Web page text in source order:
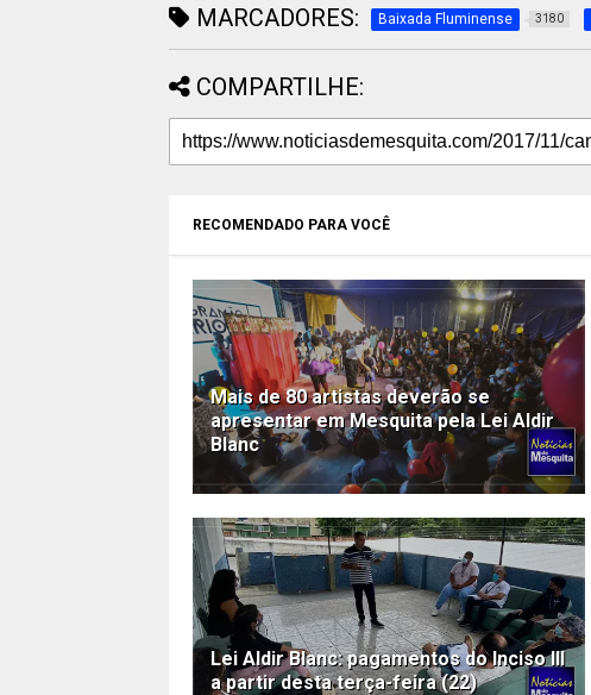
MARCADORES: Baixada Fluminense 3180
COMPARTILHE:
RECOMENDADO PARA VOCÊ
Mais de 80 artistas deverão se
apresentar em Mesquita pela Lei Aldir
Blanc
Lei Aldir Blanc: pagamentos do Inciso III
a partir desta terça-feira (22)